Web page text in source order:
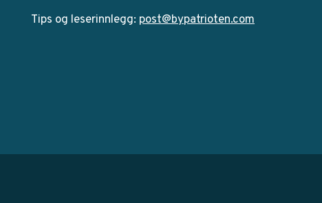
Tips og leserinnlegg: post@bypatrioten.com